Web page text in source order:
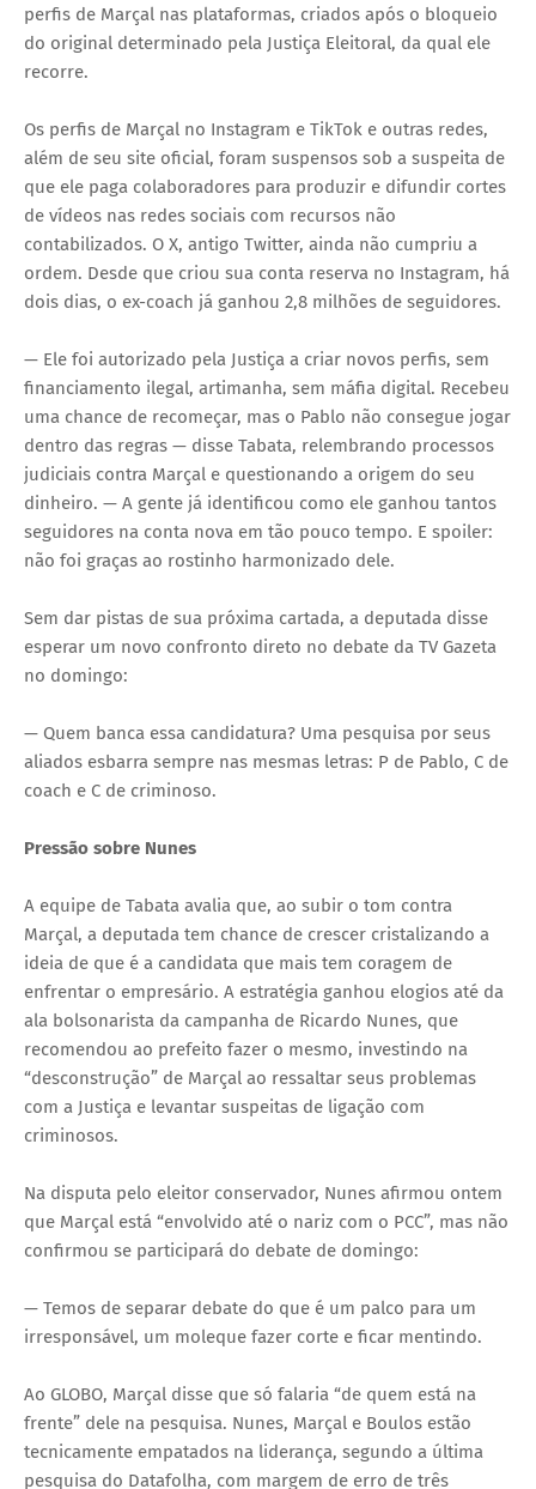
perfis de Marçal nas plataformas, criados após o bloqueio
do original determinado pela Justiça Eleitoral, da qual ele
recorre.
Os perfis de Marçal no Instagram e TikTok e outras redes,
além de seu site oficial, foram suspensos sob a suspeita de
que ele paga colaboradores para produzir e difundir cortes
de vídeos nas redes sociais com recursos não
contabilizados. O X, antigo Twitter, ainda não cumpriu a
ordem. Desde que criou sua conta reserva no Instagram, há
dois dias, o ex-coach já ganhou 2,8 milhões de seguidores.
— Ele foi autorizado pela Justiça a criar novos perfis, sem
financiamento ilegal, artimanha, sem máfia digital. Recebeu
uma chance de recomeçar, mas o Pablo não consegue jogar
dentro das regras — disse Tabata, relembrando processos
judiciais contra Marçal e questionando a origem do seu
dinheiro. — A gente já identificou como ele ganhou tantos
seguidores na conta nova em tão pouco tempo. E spoiler:
não foi graças ao rostinho harmonizado dele.
Sem dar pistas de sua próxima cartada, a deputada disse
esperar um novo confronto direto no debate da TV Gazeta
no domingo:
— Quem banca essa candidatura? Uma pesquisa por seus
aliados esbarra sempre nas mesmas letras: P de Pablo, C de
coach e C de criminoso.
Pressão sobre Nunes
A equipe de Tabata avalia que, ao subir o tom contra
Marçal, a deputada tem chance de crescer cristalizando a
ideia de que é a candidata que mais tem coragem de
enfrentar o empresário. A estratégia ganhou elogios até da
ala bolsonarista da campanha de Ricardo Nunes, que
recomendou ao prefeito fazer o mesmo, investindo na
“desconstrução” de Marçal ao ressaltar seus problemas
com a Justiça e levantar suspeitas de ligação com
criminosos.
Na disputa pelo eleitor conservador, Nunes afirmou ontem
que Marçal está “envolvido até o nariz com o PCC”, mas não
confirmou se participará do debate de domingo:
— Temos de separar debate do que é um palco para um
irresponsável, um moleque fazer corte e ficar mentindo.
Ao GLOBO, Marçal disse que só falaria “de quem está na
frente” dele na pesquisa. Nunes, Marçal e Boulos estão
tecnicamente empatados na liderança, segundo a última
pesquisa do Datafolha, com margem de erro de três